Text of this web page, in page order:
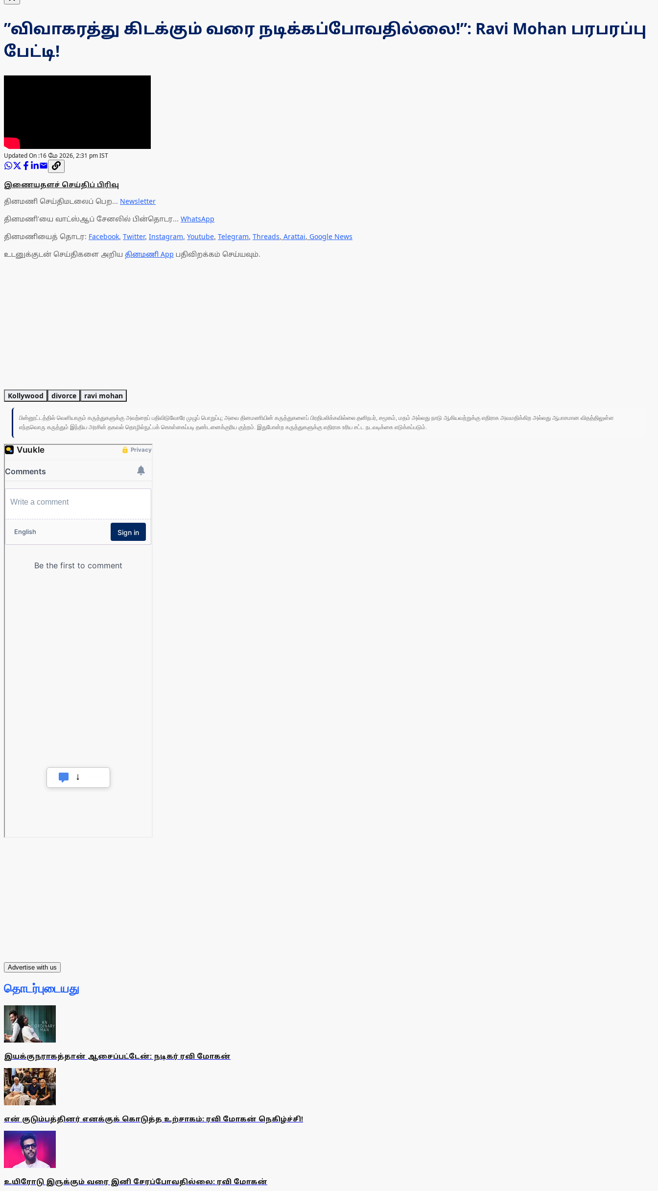
”விவாகரத்து கிடக்கும் வரை நடிக்கப்போவதில்லை!”: Ravi Mohan பரபரப்பு
பேட்டி!
Updated On :16 மே 2026, 2:31 pm IST
இணையதளச் செய்திப் பிரிவு
தினமணி செய்திமடலைப் பெற... Newsletter
தினமணி'யை வாட்ஸ்ஆப் சேனலில் பின்தொடர... WhatsApp
தினமணியைத் தொடர: Facebook, Twitter, Instagram, Youtube, Telegram, Threads, Arattai, Google News
உடனுக்குடன் செய்திகளை அறிய தினமணி App பதிவிறக்கம் செய்யவும்.
Kollywood divorce ravi mohan
பின்னூட்டத்தில் வெளியாகும் கருத்துகளுக்கு அவற்றைப் பதிவிடுவோரே முழுப் பொறுப்பு; அவை தினமணியின் கருத்துகளைப் பிரதிபலிக்கவில்லை.தனிநபர், சமூகம், மதம் அல்லது நாடு ஆகியவற்றுக்கு எதிராக அவமதிக்கிற அல்லது ஆபாசமான விதத்திலுள்ள
எந்தவொரு கருத்தும் இந்திய அரசின் தகவல் தொழில்நுட்பக் கொள்கைப்படி தண்டனைக்குரிய குற்றம். இதுபோன்ற கருத்துகளுக்கு எதிராக உரிய சட்ட நடவடிக்கை எடுக்கப்படும்.
Advertise with us
தொடர்புடையது
இயக்குநராகத்தான் ஆசைப்பட்டேன்: நடிகர் ரவி மோகன்
என் குடும்பத்தினர் எனக்குக் கொடுத்த உற்சாகம்: ரவி மோகன் நெகிழ்ச்சி!
உயிரோடு இருக்கும் வரை இனி சேரப்போவதில்லை: ரவி மோகன்